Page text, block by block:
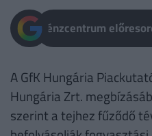
Pénzcentrum
A GfK Hungária
Hungária Zrt.
szerint a tejhez fűződő